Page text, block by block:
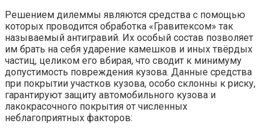
Решением дилеммы являются средства с помощью
которых проводится обработка «Гравитексом» так
называемый антигравий. Их особый состав позволяет
им брать на себя ударение камешков и иных твёрдых
частиц, целиком его вбирая, что сводит к минимуму
допустимость повреждения кузова. Данные средства
при покрытии участков кузова, особо склонны к риску,
гарантируют защиту автомобильного кузова и
лакокрасочного покрытия от численных
неблагоприятных факторов: